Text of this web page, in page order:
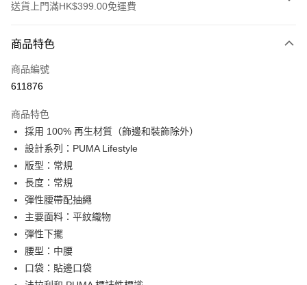
送貨上門滿HK$399.00免運費
信用卡
線上付款
Alipay, PayMe, WeChat Pay, UnionPay, FPS
送貨方式
單筆訂單淨值滿$399可享免運費優惠
每筆HK$30.00，滿HK$399.00或以上免運費
滿$599可享澳門免運費優惠
商品特色
商品編號
611876
商品特色
採用 100% 再生材質（飾邊和裝飾除外）
設計系列：PUMA Lifestyle
版型：常規
長度：常規
彈性腰帶配抽繩
主要面料：平紋織物
彈性下擺
腰型：中腰
口袋：貼邊口袋